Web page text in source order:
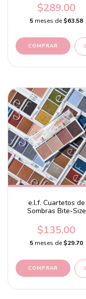
$289.00
5 meses de$63.58
e.l.f. Cuartetos de
Sombras Bite-Size
$135.00
5 meses de$29.70
COMPRAR